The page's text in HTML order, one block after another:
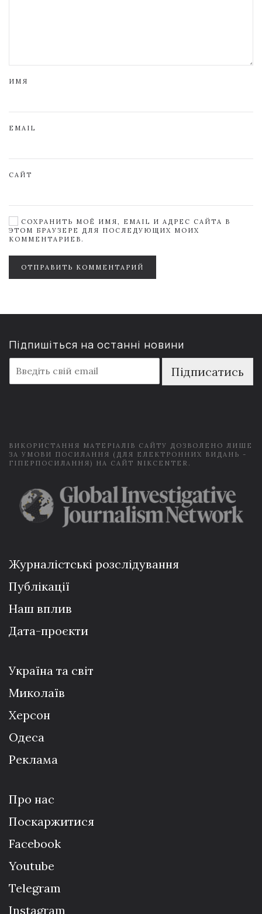
ИМЯ
EMAIL
САЙТ
СОХРАНИТЬ МОЁ ИМЯ, EMAIL И АДРЕС САЙТА В
ЭТОМ БРАУЗЕРЕ ДЛЯ ПОСЛЕДУЮЩИХ МОИХ
КОММЕНТАРИЕВ.
ОТПРАВИТЬ КОММЕНТАРИЙ
Підпишіться на останні новини
m
a
Підписатись
ВИКОРИСТАННЯ МАТЕРІАЛІВ САЙТУ ДОЗВОЛЕНО ЛИШЕ
ЗА УМОВИ ПОСИЛАННЯ (ДЛЯ ЕЛЕКТРОННИХ ВИДАНЬ -
ГІПЕРПОСИЛАННЯ) НА САЙТ NIKCENTER.
Журналістські розслідування
Публікації
Наш вплив
Дата-проєкти
Україна та світ
Миколаїв
Херсон
Одеса
Реклама
Про нас
Поскаржитися
Facebook
Youtube
Telegram
Instagram